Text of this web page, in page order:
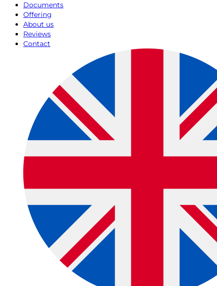
Documents
Offering
About us
Reviews
Contact